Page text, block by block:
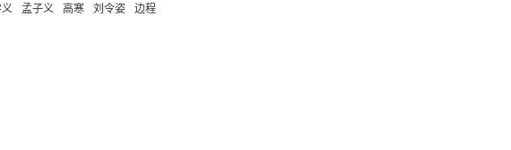
孟子义 高寒 刘令姿 边程